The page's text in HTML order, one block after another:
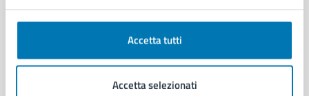
Accetta tutti
Accetta selezionati
Autorizzazioni
Documenti e certificati
Giustizia e sicurezza pubblica